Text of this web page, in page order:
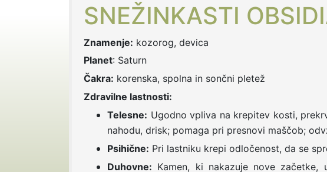
SNEŽINKASTI
Znamenje: kozorog, devica
Planet: Saturn
Čakra: korenska, spolna in sončni pletež
Zdravilne lastnosti:
Telesne: Ugodno vpliva na krepitev kosti,
nahodu, drisk; pomaga pri presnovi maščob;
Psihične: Pri lastniku krepi odločenost, da se
Duhovne: Kamen, ki nakazuje nove